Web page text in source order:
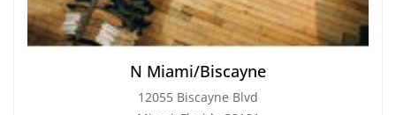
N Miami/Biscayne
12055 Biscayne Blvd